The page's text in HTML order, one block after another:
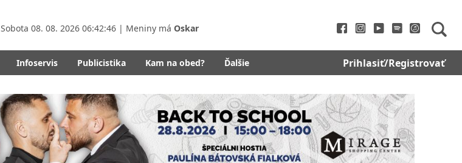
Sobota 08. 08. 2026 06:42:47 | Meniny má Oskar
Infoservis Publicistika Kam na obed? Ďalšie Prihlasiť/Registrovať